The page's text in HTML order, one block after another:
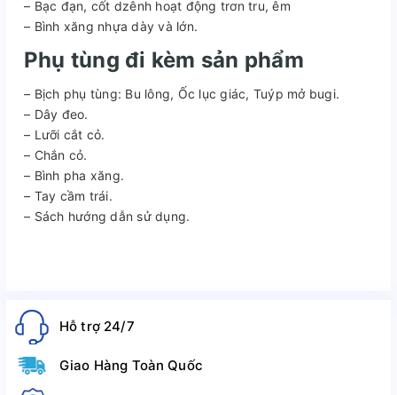
– Bạc đạn, cốt dzênh hoạt động trơn tru, êm
– Bình xăng nhựa dày và lớn.
Phụ tùng đi kèm sản phẩm
– Bịch phụ tùng: Bu lông, Ốc lục giác, Tuýp mở bugi.
– Dây đeo.
– Lưỡi cắt cỏ.
– Chắn cỏ.
– Bình pha xăng.
– Tay cầm trái.
– Sách hướng dẫn sử dụng.
Hỗ trợ 24/7
Giao Hàng Toàn Quốc